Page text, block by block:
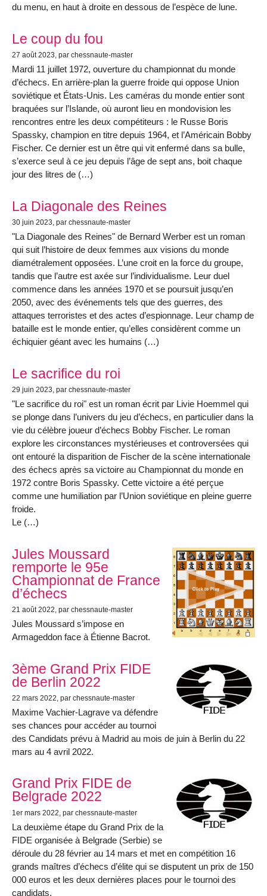
du menu, en haut à droite en dessous de l’espèce de lune.
Le coup du fou
27 août 2023, par chessnaute-master
Mardi 11 juillet 1972, ouverture du championnat du monde
d’échecs. En arrière-plan la guerre froide qui oppose Union
soviétique et États-Unis. Les caméras du monde entier sont
braquées sur l’Islande, où auront lieu en mondovision les
rencontres entre les deux compétiteurs : le Russe Boris
Spassky, champion en titre depuis 1964, et l’Américain Bobby
Fischer. Ce dernier est un être qui vit enfermé dans sa bulle,
s’exerce seul à ce jeu depuis l’âge de sept ans, boit chaque
jour des litres de (…)
La Diagonale des Reines
30 juin 2023, par chessnaute-master
"La Diagonale des Reines" de Bernard Werber est un roman
qui suit l’histoire de deux femmes aux visions du monde
diamétralement opposées. L’une croit en la force du groupe,
tandis que l’autre est axée sur l’individualisme. Leur duel
commence dans les années 1970 et se poursuit jusqu’en
2050, avec des événements tels que des guerres, des
attaques terroristes et des actes d’espionnage. Leur champ de
bataille est le monde entier, qu’elles considèrent comme un
échiquier géant avec les humains (…)
Le sacrifice du roi
29 juin 2023, par chessnaute-master
"Le sacrifice du roi" est un roman écrit par Livie Hoemmel qui
se plonge dans l’univers du jeu d’échecs, en particulier dans la
vie du célèbre joueur d’échecs Bobby Fischer. Le roman
explore les circonstances mystérieuses et controversées qui
ont entouré la disparition de Fischer de la scène internationale
des échecs après sa victoire au Championnat du monde en
1972 contre Boris Spassky. Cette victoire a été perçue
comme une humiliation par l’Union soviétique en pleine guerre
froide.
Le (…)
Jules Moussard
remporte le 95e
Championnat de France
d’échecs
21 août 2022, par chessnaute-master
Jules Moussard s’impose en
Armageddon face à Étienne Bacrot.
3ème Grand Prix FIDE
de Berlin 2022
22 mars 2022, par chessnaute-master
Maxime Vachier-Lagrave va défendre
ses chances pour accéder au tournoi
des Candidats prévu à Madrid au mois de juin à Berlin du 22
mars au 4 avril 2022.
Grand Prix FIDE de
Belgrade 2022
1er mars 2022, par chessnaute-master
La deuxième étape du Grand Prix de la
FIDE organisée à Belgrade (Serbie) se
déroule du 28 février au 14 mars et met en compétition 16
grands maîtres d’échecs d’élite qui se disputent un prix de 150
000 euros et les deux dernières places pour le tournoi des
candidats.